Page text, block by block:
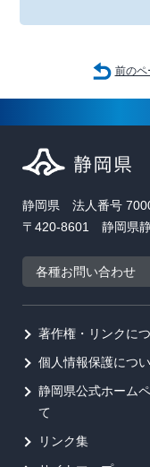
前のペ
静岡県 法人番号
〒420-8601 静岡県
各種お問い合わせ
著作権・リンクに
個人情報保護につ
静岡県公式ホーム
て
リンク集